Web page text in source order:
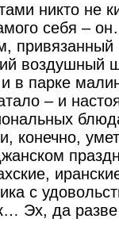
никто не
себя –
воздушный
в парке
– и
конечно,
с
Эх, да